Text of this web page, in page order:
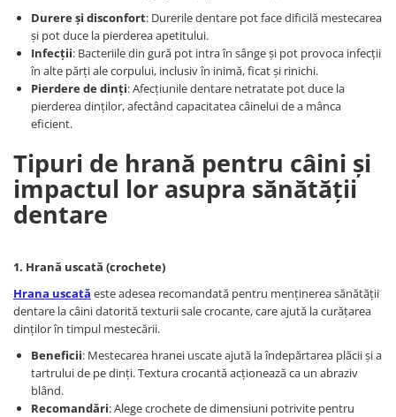
Durere și disconfort: Durerile dentare pot face dificilă mestecarea
și pot duce la pierderea apetitului.
Infecții: Bacteriile din gură pot intra în sânge și pot provoca infecții
în alte părți ale corpului, inclusiv în inimă, ficat și rinichi.
Pierdere de dinți: Afecțiunile dentare netratate pot duce la
pierderea dinților, afectând capacitatea câinelui de a mânca
eficient.
Tipuri de hrană pentru câini și
impactul lor asupra sănătății
dentare
1. Hrană uscată (crochete)
Hrana uscată este adesea recomandată pentru menținerea sănătății
dentare la câini datorită texturii sale crocante, care ajută la curățarea
dinților în timpul mestecării.
Beneficii: Mestecarea hranei uscate ajută la îndepărtarea plăcii și a
tartrului de pe dinți. Textura crocantă acționează ca un abraziv
blând.
Recomandări: Alege crochete de dimensiuni potrivite pentru